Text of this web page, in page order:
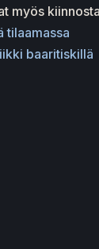
myös
tilaamassa
baaritiskillä